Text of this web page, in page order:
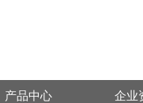
产品中心 企业